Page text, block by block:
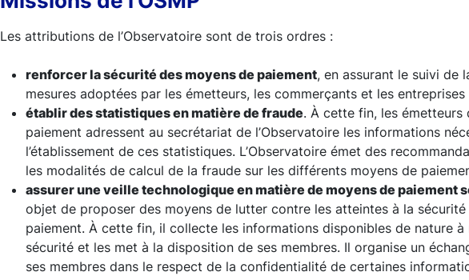
Les attributions de l’Observatoire sont de trois ordres :
renforcer la sécurité des moyens de paiement, en assurant le suivi de
mesures adoptées par les émetteurs, les commerçants et les entreprises
établir des statistiques en matière de fraude. À cette fin, les émetteurs
paiement adressent au secrétariat de l’Observatoire les informations
l’établissement de ces statistiques. L’Observatoire émet des
les modalités de calcul de la fraude sur les différents moyens de
assurer une veille technologique en matière de moyens de paiement
objet de proposer des moyens de lutter contre les atteintes à la sécurité
paiement. À cette fin, il collecte les informations disponibles de nature
sécurité et les met à la disposition de ses membres. Il organise un
ses membres dans le respect de la confidentialité de certaines